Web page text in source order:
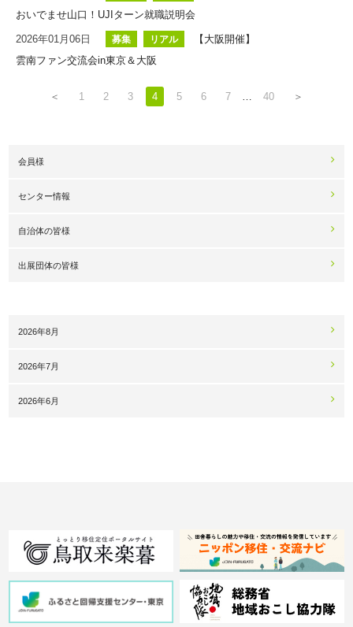
おいでませ山口！UJIターン就職説明会
2026年01月06日 募集 リアル
【大阪開催】
雲南ファン交流会in東京＆大阪
＜ 1 2 3 4 5 6 7 … 40 ＞
会員様
センター情報
自治体の皆様
出展団体の皆様
2026年8月
2026年7月
2026年6月